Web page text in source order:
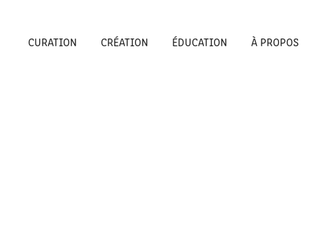
CURATION CRÉATION ÉDUCATION À PROPOS